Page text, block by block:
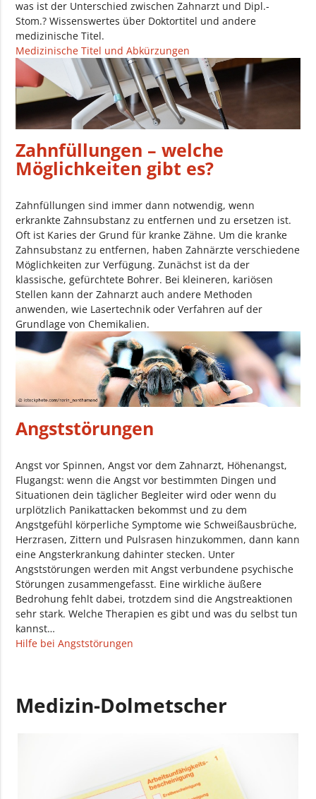
was ist der Unterschied zwischen Zahnarzt und Dipl.-
Stom.? Wissenswertes über Doktortitel und andere
medizinische Titel.
Medizinische Titel und Abkürzungen
Zahnfüllungen – welche
Möglichkeiten gibt es?
Zahnfüllungen sind immer dann notwendig, wenn
erkrankte Zahnsubstanz zu entfernen und zu ersetzen ist.
Oft ist Karies der Grund für kranke Zähne. Um die kranke
Zahnsubstanz zu entfernen, haben Zahnärzte verschiedene
Möglichkeiten zur Verfügung. Zunächst ist da der
klassische, gefürchtete Bohrer. Bei kleineren, kariösen
Stellen kann der Zahnarzt auch andere Methoden
anwenden, wie Lasertechnik oder Verfahren auf der
Grundlage von Chemikalien.
Angststörungen
Angst vor Spinnen, Angst vor dem Zahnarzt, Höhenangst,
Flugangst: wenn die Angst vor bestimmten Dingen und
Situationen dein täglicher Begleiter wird oder wenn du
urplötzlich Panikattacken bekommst und zu dem
Angstgefühl körperliche Symptome wie Schweißausbrüche,
Herzrasen, Zittern und Pulsrasen hinzukommen, dann kann
eine Angsterkrankung dahinter stecken. Unter
Angststörungen werden mit Angst verbundene psychische
Störungen zusammengefasst. Eine wirkliche äußere
Bedrohung fehlt dabei, trotzdem sind die Angstreaktionen
sehr stark. Welche Therapien es gibt und was du selbst tun
kannst…
Hilfe bei Angststörungen
Medizin-Dolmetscher